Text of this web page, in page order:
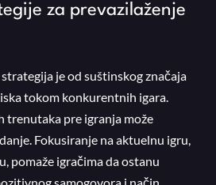
za prevazilaženje
je od suštinskog značaja
tokom konkurentnih igara.
trenutaka pre igranja može
Fokusiranje na aktuelnu igru,
pomaže igračima da ostanu
samogovora i način